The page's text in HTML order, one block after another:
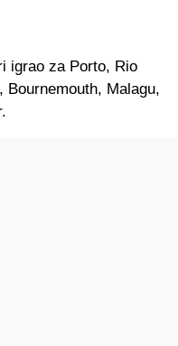
igrao za Porto, Rio
Malagu,